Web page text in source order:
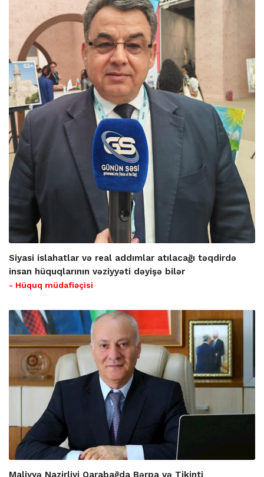
Siyasi islahatlar və real addımlar atılacağı təqdirdə
insan hüquqlarının vəziyyəti dəyişə bilər
- Hüquq müdafiəçisi
Maliyyə Nazirliyi Qarabağda Bərpa və Tikinti